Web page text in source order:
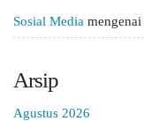
Sosial Media mengenai
Arsip
Agustus 2026